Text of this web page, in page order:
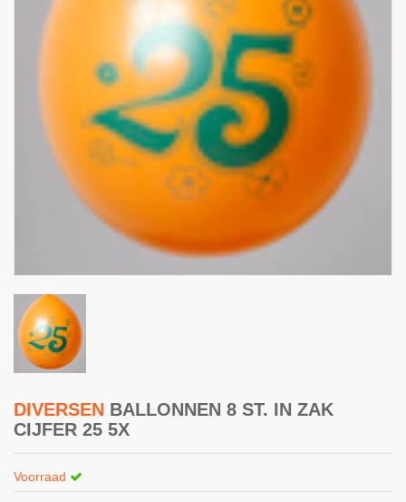
DIVERSEN BALLONNEN 8 ST. IN ZAK
CIJFER 25 5X
Voorraad